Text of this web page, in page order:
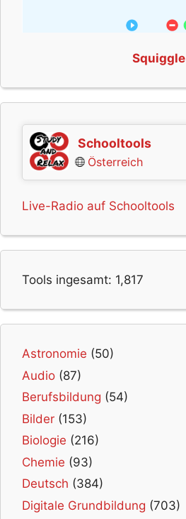
Squiggle
Schooltools
Österreich
Live-Radio auf Schooltools
Tools ingesamt: 1,817
Astronomie (50)
Audio (87)
Berufsbildung (54)
Bilder (153)
Biologie (216)
Chemie (93)
Deutsch (384)
Digitale Grundbildung (703)